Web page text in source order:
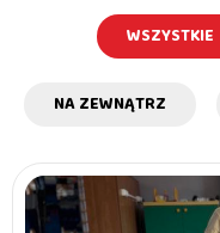
WSZYSTKIE
NA ZEWNĄTRZ